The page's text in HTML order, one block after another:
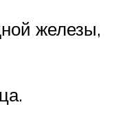
железы,